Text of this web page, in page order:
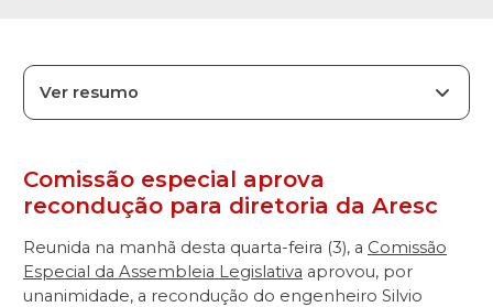
Ver resumo
Comissão especial aprova
recondução para diretoria da Aresc
Reunida na manhã desta quarta-feira (3), a Comissão
Especial da Assembleia Legislativa aprovou, por
unanimidade, a recondução do engenheiro Silvio